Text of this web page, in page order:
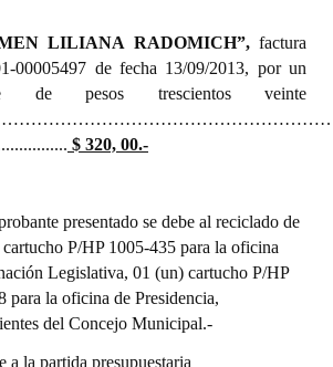
- Registro
- Registro
- Registro
intercultural
ORGÁNICA
LILIANA RADOMICH”,factura
00005497 de fecha 13/09/2013, por un
de pesos trescientos veinte
$ 320, 00.-
presentado se debe al reciclado de
P/HP 1005-435 para la oficina
Legislativa, 01 (un) cartucho P/HP
para la oficina de Presidencia,
del Concejo Municipal.-
a la partida presupuestaria